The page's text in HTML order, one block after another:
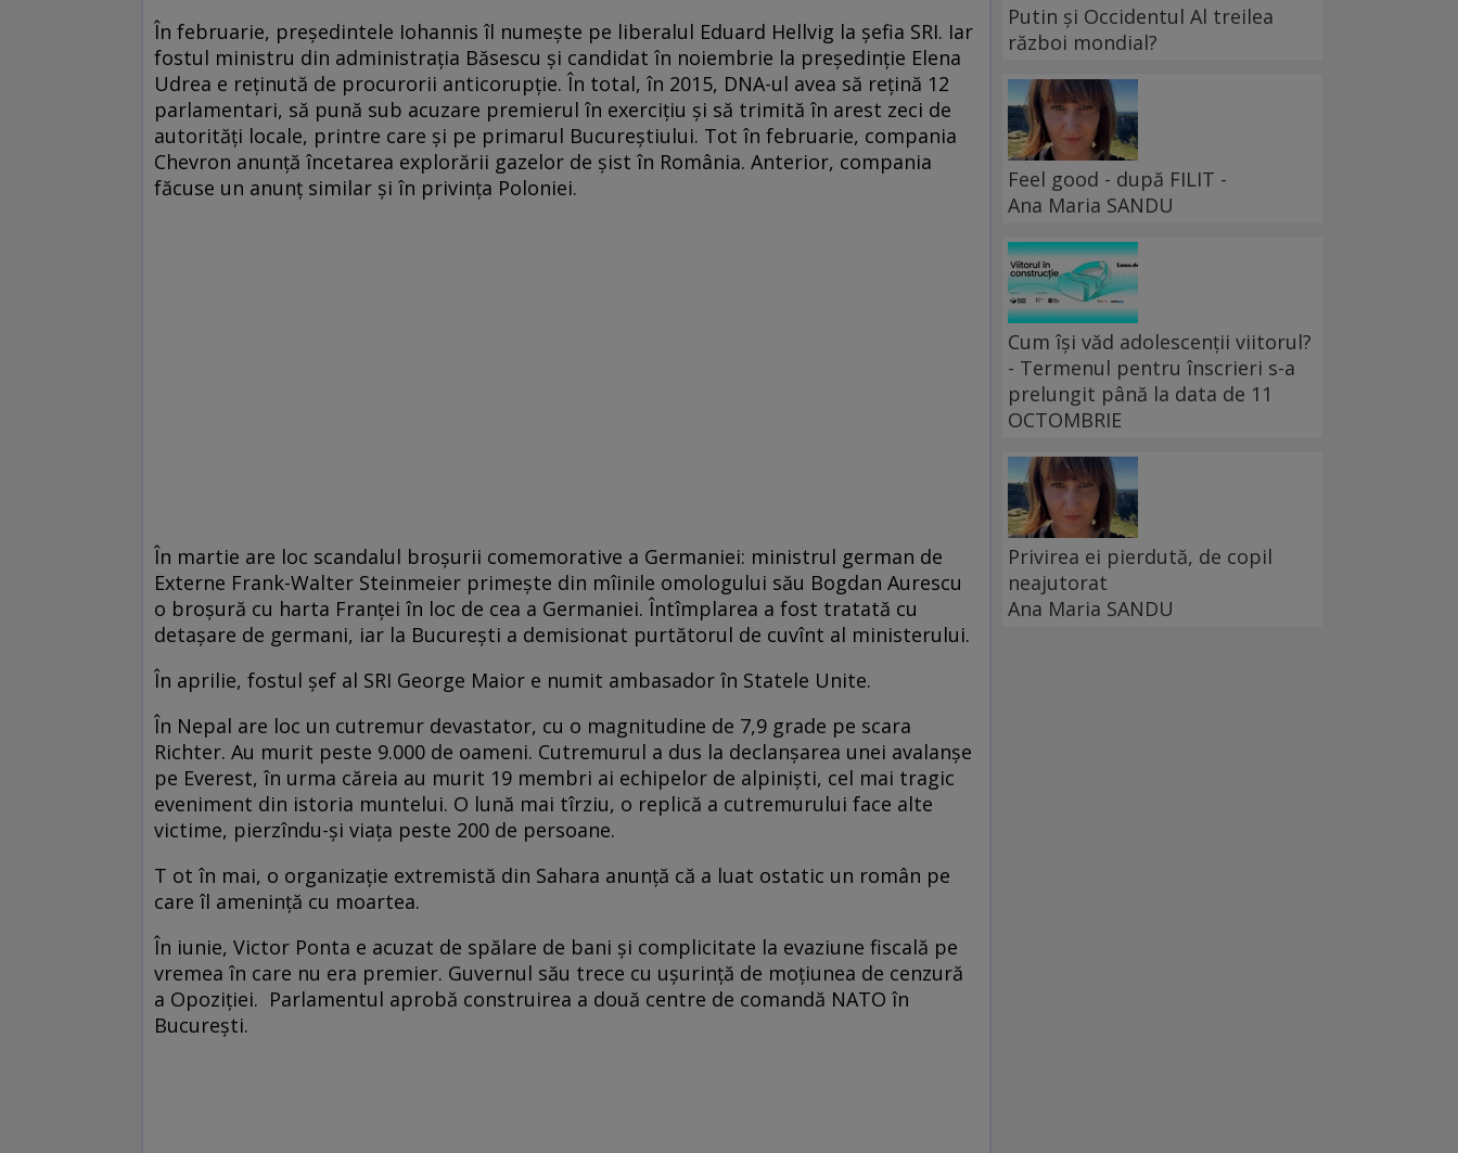
În februarie, preşedintele Iohannis îl numeşte pe liberalul Eduard Hellvig la şefia SRI. Iar
fostul ministru din administrația Băsescu şi candidat în noiembrie la președinție Elena
Udrea e reținută de procurorii anticorupție. În total, în 2015, DNA-ul avea să reţină 12
parlamentari, să pună sub acuzare premierul în exerciţiu şi să trimită în arest zeci de
autorităţi locale, printre care şi pe primarul Bucureştiului. Tot în februarie, compania
Chevron anunță încetarea explorării gazelor de șist în România. Anterior, compania
făcuse un anunţ similar şi în privinţa Poloniei.
În martie are loc scandalul broşurii comemorative a Germaniei: ministrul german de
Externe Frank-Walter Steinmeier primește din mîinile omologului său Bogdan Aurescu
o broşură cu harta Franței în loc de cea a Germaniei. Întîmplarea a fost tratată cu
detaşare de germani, iar la Bucureşti a demisionat purtătorul de cuvînt al ministerului.
În aprilie, fostul şef al SRI George Maior e numit ambasador în Statele Unite.
În Nepal are loc un cutremur devastator, cu o magnitudine de 7,9 grade pe scara
Richter. Au murit peste 9.000 de oameni. Cutremurul a dus la declanşarea unei avalanşe
pe Everest, în urma căreia au murit 19 membri ai echipelor de alpinişti, cel mai tragic
eveniment din istoria muntelui. O lună mai tîrziu, o replică a cutremurului face alte
victime, pierzîndu-şi viaţa peste 200 de persoane.
T ot în mai, o organizaţie extremistă din Sahara anunţă că a luat ostatic un român pe
care îl ameninţă cu moartea.
În iunie, Victor Ponta e acuzat de spălare de bani și complicitate la evaziune fiscală pe
vremea în care nu era premier. Guvernul său trece cu ușurință de moțiunea de cenzură
a Opoziției. Parlamentul aprobă construirea a două centre de comandă NATO în
București.
Putin și Occidentul Al treilea
război mondial?
Feel good - după FILIT -
Ana Maria SANDU
Cum își văd adolescenții viitorul?
- Termenul pentru înscrieri s-a
prelungit până la data de 11
OCTOMBRIE
Privirea ei pierdută, de copil
neajutorat
Ana Maria SANDU